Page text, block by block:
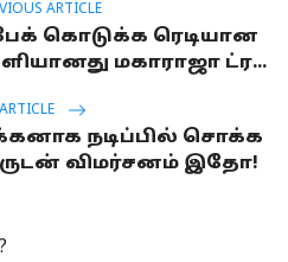
ARTICLE
கொடுக்க ரெடியான
மகாராஜா ட்ர...
நடிப்பில் சொக்க
விமர்சனம் இதோ!